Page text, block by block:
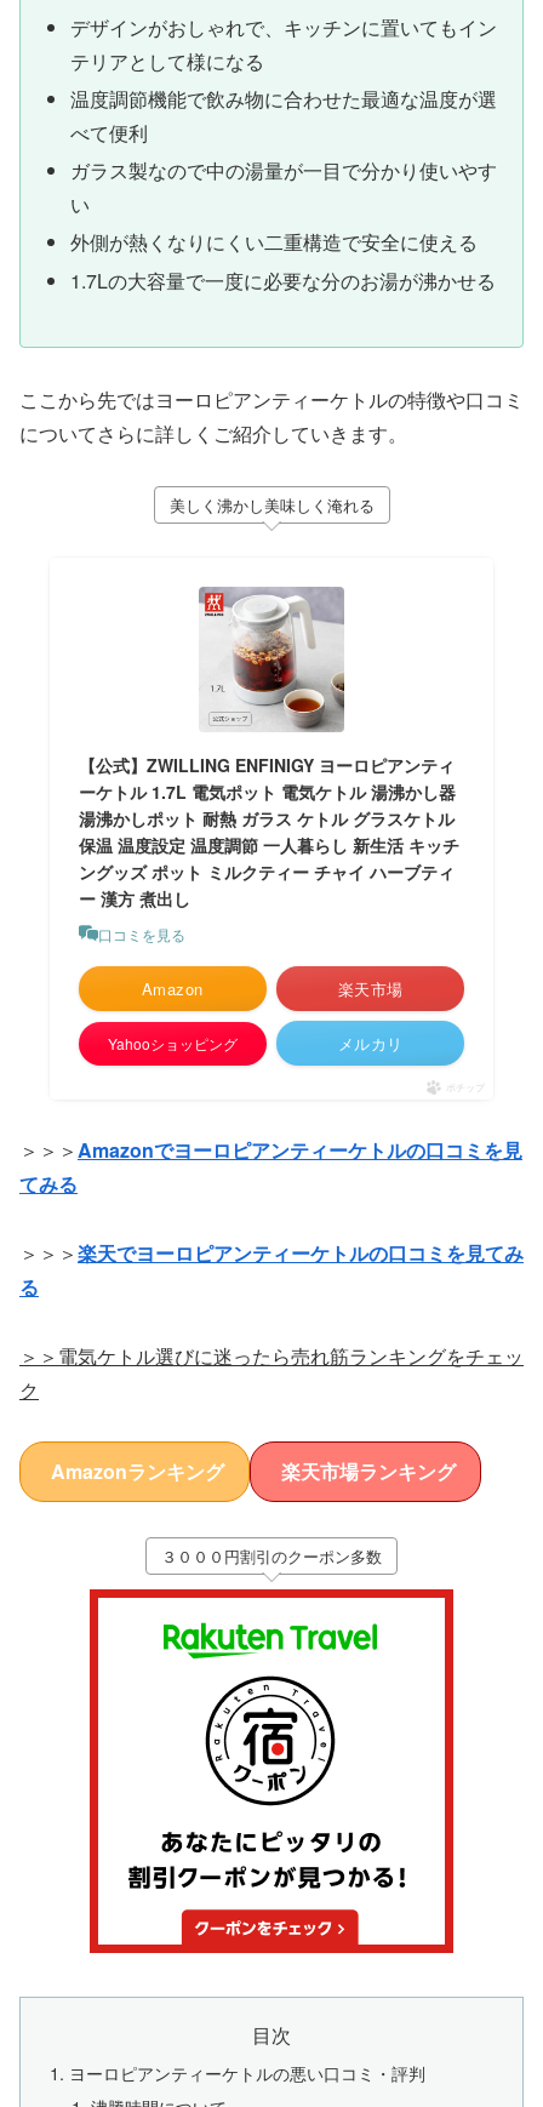
デザインがおしゃれで、キッチンに置いてもイン
テリアとして様になる
温度調節機能で飲み物に合わせた最適な温度が選
べて便利
ガラス製なので中の湯量が一目で分かり使いやす
い
外側が熱くなりにくい二重構造で安全に使える
1.7Lの大容量で一度に必要な分のお湯が沸かせる
ここから先ではヨーロピアンティーケトルの特徴や口コミ
についてさらに詳しくご紹介していきます。
美しく沸かし美味しく淹れる
【公式】ZWILLING ENFINIGY ヨーロピアンティ
ーケトル 1.7L 電気ポット 電気ケトル 湯沸かし器
湯沸かしポット 耐熱 ガラス ケトル グラスケトル
保温 温度設定 温度調節 一人暮らし 新生活 キッチ
ングッズ ポット ミルクティー チャイ ハーブティ
ー 漢方 煮出し
口コミを見る
Amazon 楽天市場
Yahooショッピング メルカリ
ポチップ
＞＞＞Amazonでヨーロピアンティーケトルの口コミを見
てみる
＞＞＞楽天でヨーロピアンティーケトルの口コミを見てみ
る
＞＞電気ケトル選びに迷ったら売れ筋ランキングをチェッ
ク
Amazonランキング 楽天市場ランキング
３０００円割引のクーポン多数
目次
ヨーロピアンティーケトルの悪い口コミ・評判